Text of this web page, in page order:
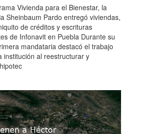
Vivienda para el Bienestar, la
Sheinbaum Pardo entregó viviendas,
de créditos y escrituras
de Infonavit en Puebla Durante su
mandataria destacó el trabajo
institución al reestructurar y